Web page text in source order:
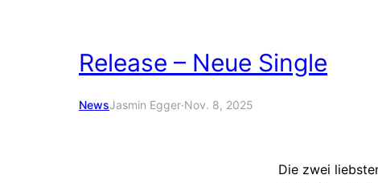
Release – Neue Single
NewsJasmin Egger·Nov. 8, 2025
Die zwei